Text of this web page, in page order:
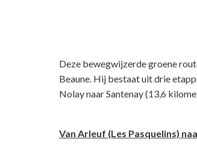
Deze bewegwijzerde groene
Beaune. Hij bestaat uit drie
Nolay naar Santenay (13,6
Van Arleuf (Les Pasquelins)